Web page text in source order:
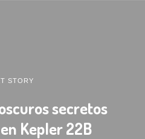
STORY
secretos
Kepler 22B